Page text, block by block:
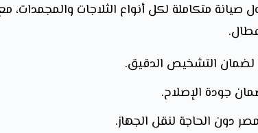
صيانة متكاملة لكل أنواع الثلاجات
التشخيص الدقيق.
دون الحاجة لنقل الجهاز.